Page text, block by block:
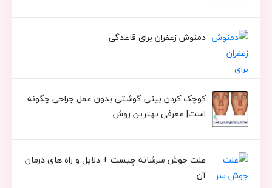
دمنوش زعفران برای قاعدگی
کوچک کردن بینی گوشتی بدون عمل جراحی چگونه
است| معرفی بهترین روش
علت جوش سرشانه چیست + دلایل و راه های درمان
آن